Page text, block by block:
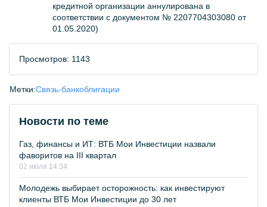
кредитной организации аннулирована в
соответствии с документом № 2207704303080 от
01.05.2020)
Просмотров: 1143
Метки:Связь-банкоблигации
Новости по теме
Газ, финансы и ИТ: ВТБ Мои Инвестиции назвали
фаворитов на III квартал
02 июля 14:34
Молодежь выбирает осторожность: как инвестируют
клиенты ВТБ Мои Инвестиции до 30 лет